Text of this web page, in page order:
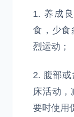
1. 养成
食，少食
烈运动；
2. 腹部
床活动
要时使用